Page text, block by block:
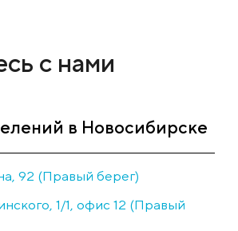
с нами
в Новосибирске
92 (Правый берег)
1/1, офис 12 (Правый